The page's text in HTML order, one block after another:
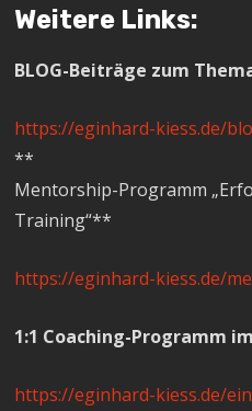
Weitere Links:
BLOG-Beiträge zum
https://eginhard-kiess.de/
**
Mentorship-Programm
Training“**
https://eginhard-kiess.de/
1:1 Coaching-Programm
https://eginhard-kiess.de/